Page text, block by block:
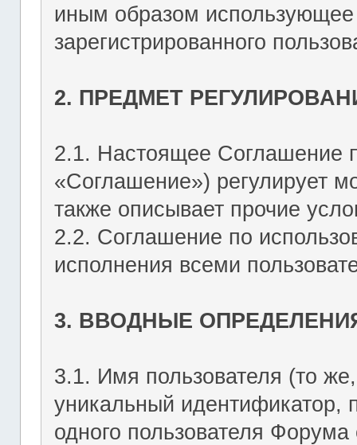
иным образом использующее
зарегистрированного
2. ПРЕДМЕТ
2.1. Настоящее Соглашение
«Соглашение») регулирует
также описывает прочие
2.2. Соглашение по
исполнения всеми
3. ВВОДНЫЕ
3.1. Имя пользователя (то
уникальный идентификатор,
одного пользователя Форума